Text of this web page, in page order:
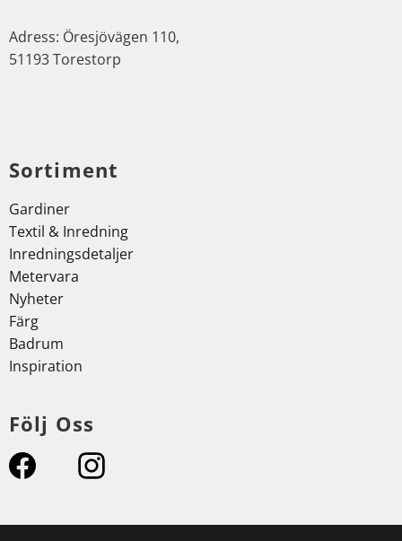
Adress: Öresjövägen 110,
51193 Torestorp
Sortiment
Gardiner
Textil & Inredning
Inredningsdetaljer
Metervara
Nyheter
Färg
Badrum
Inspiration
Följ Oss